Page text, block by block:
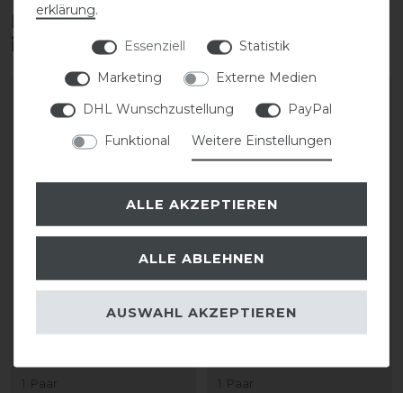
Diese Produkte könnten dich auch
interessieren
Waldhausen Hufglocke
1 Paar
Euroriding Hufglocken
1 Paar
erklärung.
Essenziell
Statistik
Marketing
Externe Medien
DHL Wunschzustellung
PayPal
Funktional
Weitere Einstellungen
ALLE AKZEPTIEREN
ALLE ABLEHNEN
AUSWAHL AKZEPTIEREN